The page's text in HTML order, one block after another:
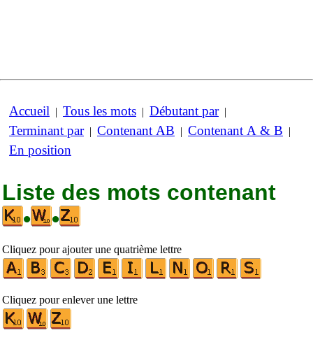
Accueil | Tous les mots | Débutant par|
Terminant par| Contenant AB | Contenant A & B |
En position
Liste des mots contenant
•
•
Cliquez pour ajouter une quatrième lettre
Cliquez pour enlever une lettre